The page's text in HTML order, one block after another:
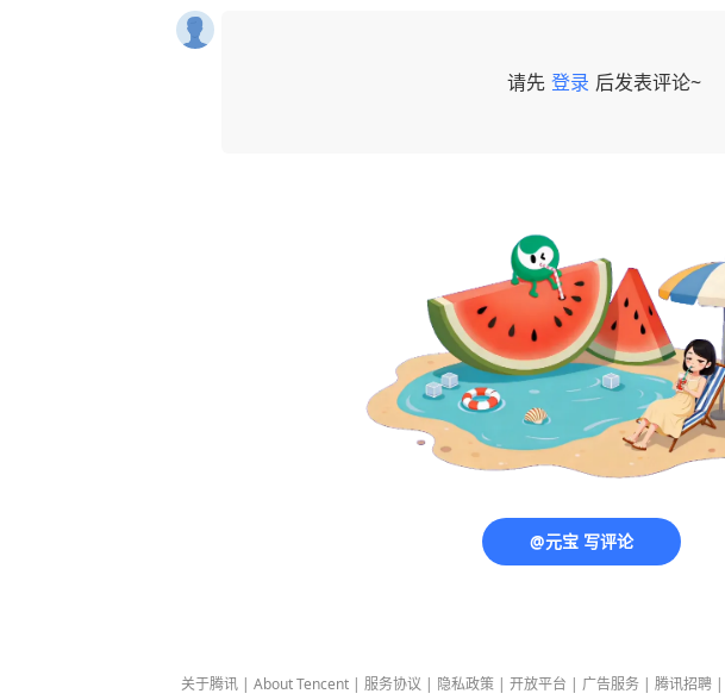
请先 登录 后发表评论~
@元宝 写评论
关于腾讯 | About Tencent | 服务协议 | 隐私政策 | 开放平台 | 广告服务 | 腾讯招聘 |